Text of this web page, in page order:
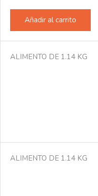
Añadir al carrito
ALIMENTO DE 1.14 KG
ALIMENTO DE 1.14 KG